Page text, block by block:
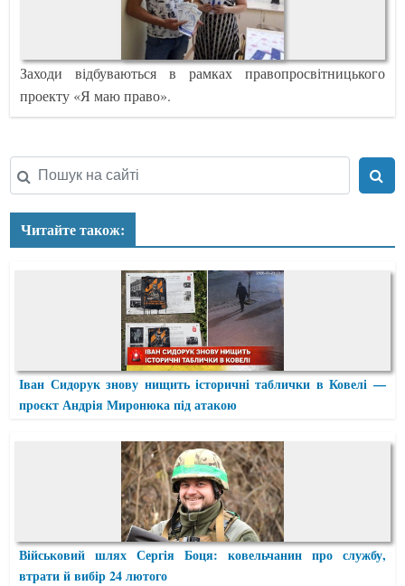
Заходи відбуваються в рамках правопросвітницького
проекту «Я маю право».
Читайте також:
Іван Сидорук знову нищить історичні таблички в Ковелі —
проєкт Андрія Миронюка під атакою
Військовий шлях Сергія Боця: ковельчанин про службу,
втрати й вибір 24 лютого